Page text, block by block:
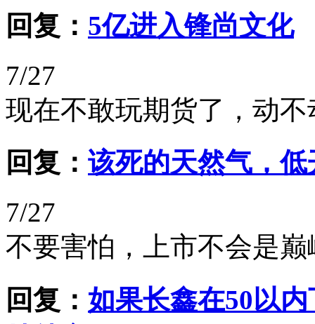
回复： 5亿进入锋尚文化
7/27
现在不敢玩期货了，动
回复： 该死的天然气，
7/27
不要害怕，上市不会是巅
回复： 如果长鑫在50以